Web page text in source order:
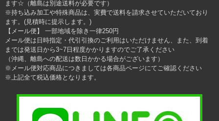
ます☆（離島は別途送料が必要です）
※持ち込み加工や特殊商品は、実費で送料を請求させていただいており
ます。(見積時に提示します。)
【メール便】 一部地域を除き一律250円
メール便は日時指定・代引引換のご利用はいただけません、また、到着
までは発送日から3~7日程度かかりますのでご了承ください
（沖縄、離島への配送は数日かかる場合がございます）
※メール便対応商品につきましては各商品ページにてご確認ください
※上記全て税込価格となります。